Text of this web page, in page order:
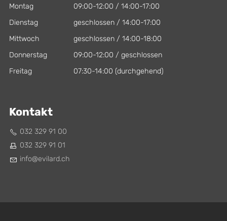
Montag
09:00-12:00 / 14:00-17:00
Dienstag
geschlossen / 14:00-17:00
Mittwoch
geschlossen / 14:00-18:00
Donnerstag
09:00-12:00 / geschlossen
Freitag
07:30-14:00 (durchgehend)
Kontakt
032 329 91 00
032 329 91 01
nf
v l rd ch